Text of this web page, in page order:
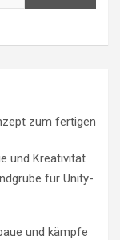
zum fertigen
und Kreativität
für Unity-
und kämpfe